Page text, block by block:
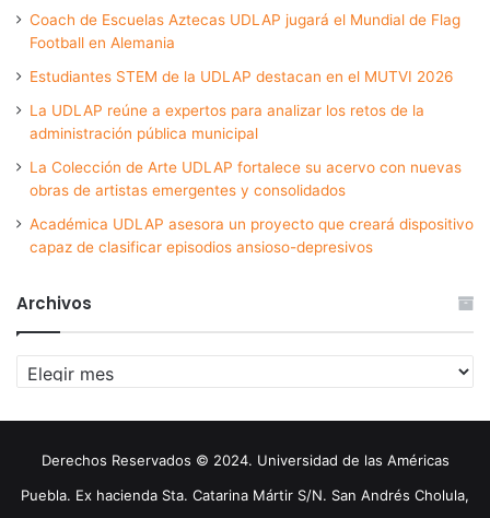
Coach de Escuelas Aztecas UDLAP jugará el Mundial de Flag
Football en Alemania
Estudiantes STEM de la UDLAP destacan en el MUTVI 2026
La UDLAP reúne a expertos para analizar los retos de la
administración pública municipal
La Colección de Arte UDLAP fortalece su acervo con nuevas
obras de artistas emergentes y consolidados
Académica UDLAP asesora un proyecto que creará dispositivo
capaz de clasificar episodios ansioso-depresivos
Archivos
Archivos
Derechos Reservados © 2024. Universidad de las Américas
Puebla. Ex hacienda Sta. Catarina Mártir S/N. San Andrés Cholula,